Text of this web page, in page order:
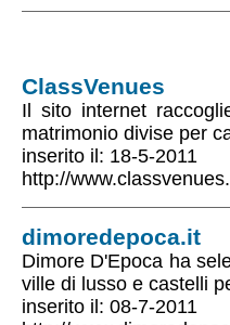
ClassVenues
Il sito internet
matrimonio divise per
inserito il: 18-5-2011
http://
dimoredepoca.it
Dimore D'Epoca ha
ville di lusso e castelli
inserito il: 08-7-2011